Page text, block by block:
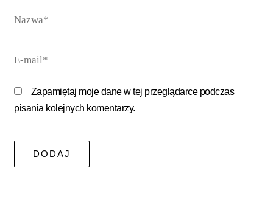
mail*
Zapamiętaj moje dane w tej przeglądarce podczas
pisania kolejnych komentarzy.